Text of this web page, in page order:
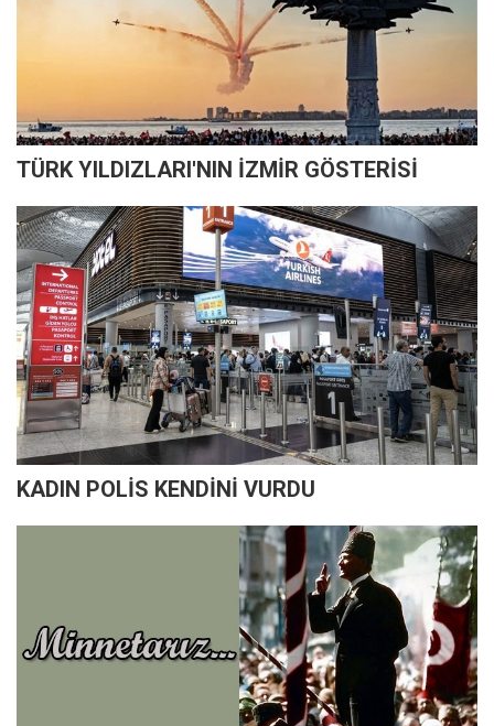
TÜRK YILDIZLARI'NIN İZMİR GÖSTERİSİ
KADIN POLİS KENDİNİ VURDU